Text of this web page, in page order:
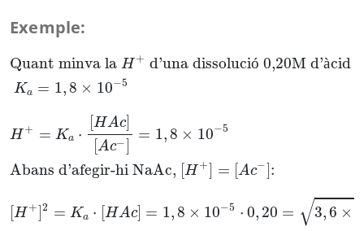
Exemple:
Quant minva la H + d’una dissolució 0,20M d’àcid
Ka = 1,8 × 10−5
H + = Ka ⋅
[HAc]
[Ac−
= 1,8 × 10−5
Abans d’afegir-hi NaAc, H + = [Ac− :
H + ]2 = Ka ⋅ HAc] = 1,8 × 10−5 ⋅ 0, 20 = √3,6 ×
Quant minva laH+ d’una dissolució 0,20M